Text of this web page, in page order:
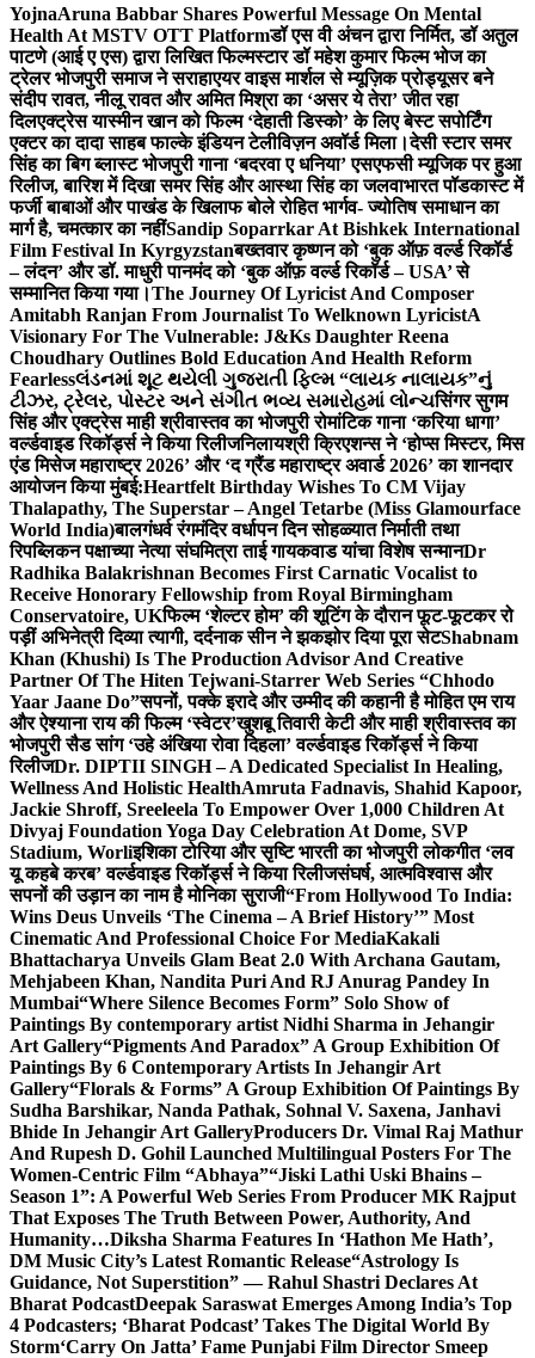
YojnaAruna Babbar Shares Powerful Message On Mental
Health At MSTV OTT Platformडॉ एस वी अंचन द्वारा निर्मित, डॉ अतुल
पाटणे (आई ए एस) द्वारा लिखित फिल्मस्टार डॉ महेश कुमार फिल्म भोज का
ट्रेलर भोजपुरी समाज ने सराहाएयर वाइस मार्शल से म्यूज़िक प्रोड्यूसर बने
संदीप रावत, नीलू रावत और अमित मिश्रा का ‘असर ये तेरा’ जीत रहा
दिलएक्ट्रेस यास्मीन खान को फिल्म ‘देहाती डिस्को’ के लिए बेस्ट सपोर्टिंग
एक्टर का दादा साहब फाल्के इंडियन टेलीविज़न अवॉर्ड मिला।देसी स्टार समर
सिंह का बिग ब्लास्ट भोजपुरी गाना ‘बदरवा ए धनिया’ एसएफसी म्यूजिक पर हुआ
रिलीज, बारिश में दिखा समर सिंह और आस्था सिंह का जलवाभारत पॉडकास्ट में
फर्जी बाबाओं और पाखंड के खिलाफ बोले रोहित भार्गव- ज्योतिष समाधान का
मार्ग है, चमत्कार का नहींSandip Soparrkar At Bishkek International
Film Festival In Kyrgyzstanबख्तवार कृष्णन को ‘बुक ऑफ़ वर्ल्ड रिकॉर्ड
– लंदन’ और डॉ. माधुरी पानमंद को ‘बुक ऑफ़ वर्ल्ड रिकॉर्ड – USA’ से
सम्मानित किया गया।The Journey Of Lyricist And Composer
Amitabh Ranjan From Journalist To Welknown LyricistA
Visionary For The Vulnerable: J&Ks Daughter Reena
Choudhary Outlines Bold Education And Health Reform
Fearlessલંડનમાં શૂટ થયેલી ગુજરાતી ફિલ્મ “લાયક નાલાયક”નું
ટીઝર, ટ્રેલર, પોસ્ટર અને સંગીત ભવ્ય સમારોહમાં લોન્ચसिंगर सुगम
सिंह और एक्ट्रेस माही श्रीवास्तव का भोजपुरी रोमांटिक गाना ‘करिया धागा’
वर्ल्डवाइड रिकॉर्ड्स ने किया रिलीजनिलायश्री क्रिएशन्स ने ‘होप्स मिस्टर, मिस
एंड मिसेज महाराष्ट्र 2026’ और ‘द ग्रैंड महाराष्ट्र अवार्ड 2026’ का शानदार
आयोजन किया मुंबई:Heartfelt Birthday Wishes To CM Vijay
Thalapathy, The Superstar – Angel Tetarbe (Miss Glamourface
World India)बालगंधर्व रंगमंदिर वर्धापन दिन सोहळ्यात निर्माती तथा
रिपब्लिकन पक्षाच्या नेत्या संघमित्रा ताई गायकवाड यांचा विशेष सन्मानDr
Radhika Balakrishnan Becomes First Carnatic Vocalist to
Receive Honorary Fellowship from Royal Birmingham
Conservatoire, UKफिल्म ‘शेल्टर होम’ की शूटिंग के दौरान फूट-फूटकर रो
पड़ीं अभिनेत्री दिव्या त्यागी, दर्दनाक सीन ने झकझोर दिया पूरा सेटShabnam
Khan (Khushi) Is The Production Advisor And Creative
Partner Of The Hiten Tejwani-Starrer Web Series “Chhodo
Yaar Jaane Do”सपनों, पक्के इरादे और उम्मीद की कहानी है मोहित एम राय
और ऐश्याना राय की फिल्म ‘स्वेटर’खुशबू तिवारी केटी और माही श्रीवास्तव का
भोजपुरी सैड सांग ‘उहे अंखिया रोवा दिहला’ वर्ल्डवाइड रिकॉर्ड्स ने किया
रिलीजDr. DIPTII SINGH – A Dedicated Specialist In Healing,
Wellness And Holistic HealthAmruta Fadnavis, Shahid Kapoor,
Jackie Shroff, Sreeleela To Empower Over 1,000 Children At
Divyaj Foundation Yoga Day Celebration At Dome, SVP
Stadium, Worliइशिका टोरिया और सृष्टि भारती का भोजपुरी लोकगीत ‘लव
यू कहबे करब’ वर्ल्डवाइड रिकॉर्ड्स ने किया रिलीजसंघर्ष, आत्मविश्वास और
सपनों की उड़ान का नाम है मोनिका सुराजी“From Hollywood To India:
Wins Deus Unveils ‘The Cinema – A Brief History’” Most
Cinematic And Professional Choice For MediaKakali
Bhattacharya Unveils Glam Beat 2.0 With Archana Gautam,
Mehjabeen Khan, Nandita Puri And RJ Anurag Pandey In
Mumbai“Where Silence Becomes Form” Solo Show of
Paintings By contemporary artist Nidhi Sharma in Jehangir
Art Gallery“Pigments And Paradox” A Group Exhibition Of
Paintings By 6 Contemporary Artists In Jehangir Art
Gallery“Florals & Forms” A Group Exhibition Of Paintings By
Sudha Barshikar, Nanda Pathak, Sohnal V. Saxena, Janhavi
Bhide In Jehangir Art GalleryProducers Dr. Vimal Raj Mathur
And Rupesh D. Gohil Launched Multilingual Posters For The
Women-Centric Film “Abhaya”“Jiski Lathi Uski Bhains –
Season 1”: A Powerful Web Series From Producer MK Rajput
That Exposes The Truth Between Power, Authority, And
Humanity…Diksha Sharma Features In ‘Hathon Me Hath’,
DM Music City’s Latest Romantic Release“Astrology Is
Guidance, Not Superstition” — Rahul Shastri Declares At
Bharat PodcastDeepak Saraswat Emerges Among India’s Top
4 Podcasters; ‘Bharat Podcast’ Takes The Digital World By
Storm‘Carry On Jatta’ Fame Punjabi Film Director Smeep